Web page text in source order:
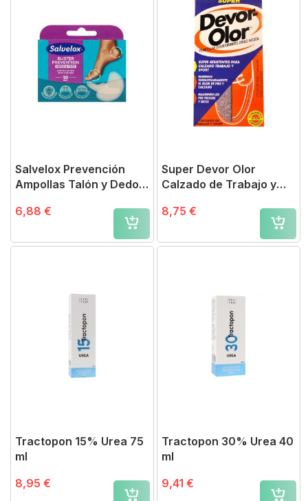
Salvelox Prevención
Ampollas Talón y Dedos
6,88 €
Super Devor Olor
Calzado de Trabajo y
8,75 €
Tractopon 15% Urea 75
ml
8,95 €
Tractopon 30% Urea 40
ml
9,41 €